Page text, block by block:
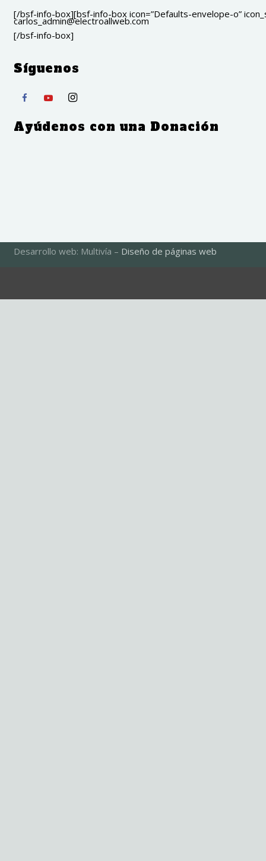
[/bsf-info-box][bsf-info-box icon=”Defaults-envelope-o”
carlos_admin@electroallweb.com
[/bsf-info-box]
Síguenos
Ayúdenos con una Donación
Desarrollo web: Multivía – Diseño de páginas web